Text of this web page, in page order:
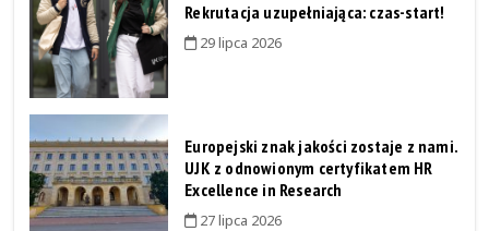
Rekrutacja uzupełniająca: czas-start!
29 lipca 2026
Europejski znak jakości zostaje z nami.
UJK z odnowionym certyfikatem HR
Excellence in Research
27 lipca 2026